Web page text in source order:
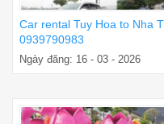
Car rental Tuy Hoa to Nha
0939790983
Ngày đăng: 16 - 03 - 2026